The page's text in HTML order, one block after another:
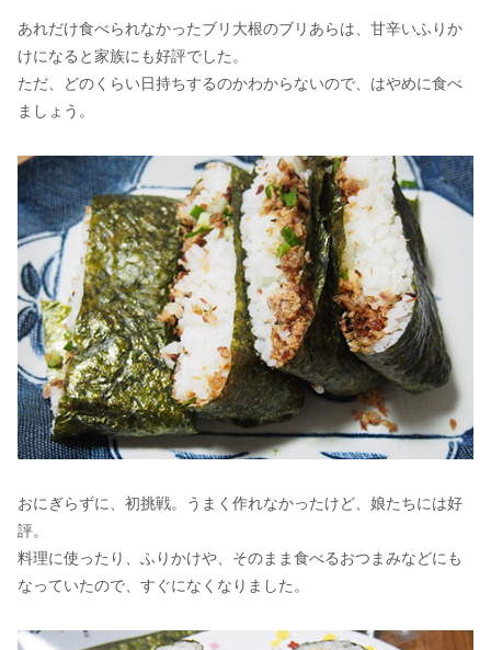
あれだけ食べられなかったブリ大根のブリあらは、甘辛いふりか
けになると家族にも好評でした。
ただ、どのくらい日持ちするのかわからないので、はやめに食べ
ましょう。
おにぎらずに、初挑戦。うまく作れなかったけど、娘たちには好
評。
料理に使ったり、ふりかけや、そのまま食べるおつまみなどにも
なっていたので、すぐになくなりました。